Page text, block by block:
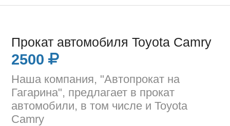
Прокат автомобиля Toyota Camry
2500
Наша компания, "Автопрокат на
Гагарина", предлагает в прокат
автомобили, в том числе и Toyota
Camry